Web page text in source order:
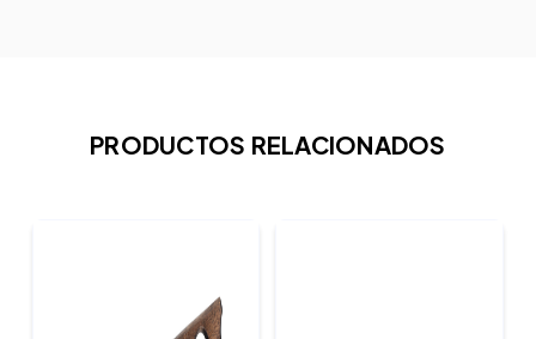
PRODUCTOS RELACIONADOS